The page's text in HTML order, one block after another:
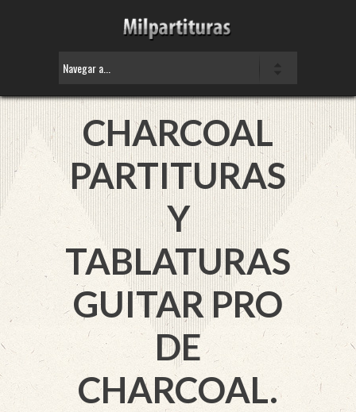
CHARCOAL
PARTITURAS
Y
TABLATURAS
GUITAR PRO
DE
CHARCOAL.